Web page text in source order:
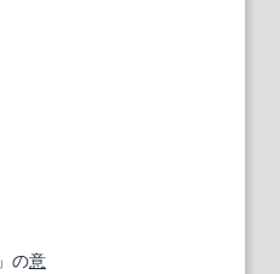
」の意